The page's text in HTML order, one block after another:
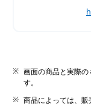
画面の商品と実際の
す。
商品によっては、販